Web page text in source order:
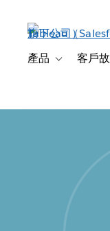
產品 Toggle sub-
客戶